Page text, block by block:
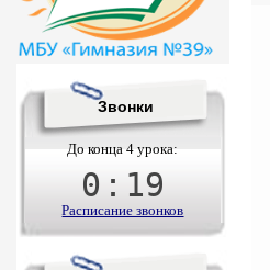
Звонки
До конца 4 урока:
0 : 19
Расписание звонков